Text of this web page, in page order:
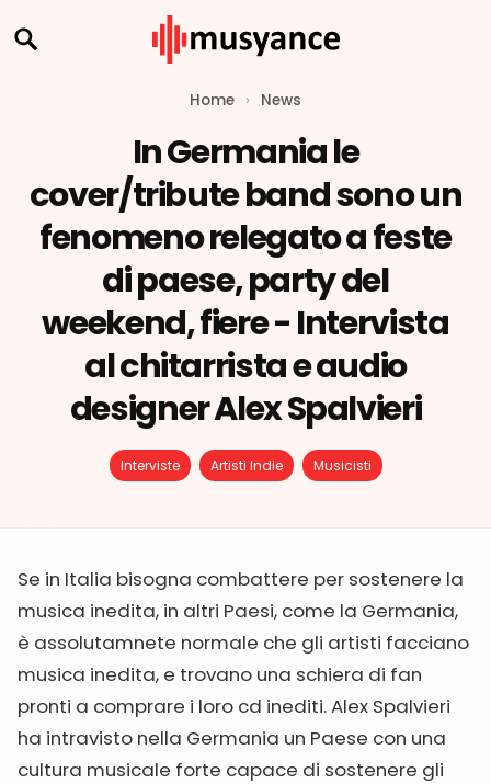
Home › News
In Germania le
cover/tribute band sono un
fenomeno relegato a feste
di paese, party del
weekend, fiere - Intervista
al chitarrista e audio
designer Alex Spalvieri
Interviste Artisti Indie Musicisti
Se in Italia bisogna combattere per sostenere la
musica inedita, in altri Paesi, come la Germania,
è assolutamnete normale che gli artisti facciano
musica inedita, e trovano una schiera di fan
pronti a comprare i loro cd inediti. Alex Spalvieri
ha intravisto nella Germania un Paese con una
cultura musicale forte capace di sostenere gli